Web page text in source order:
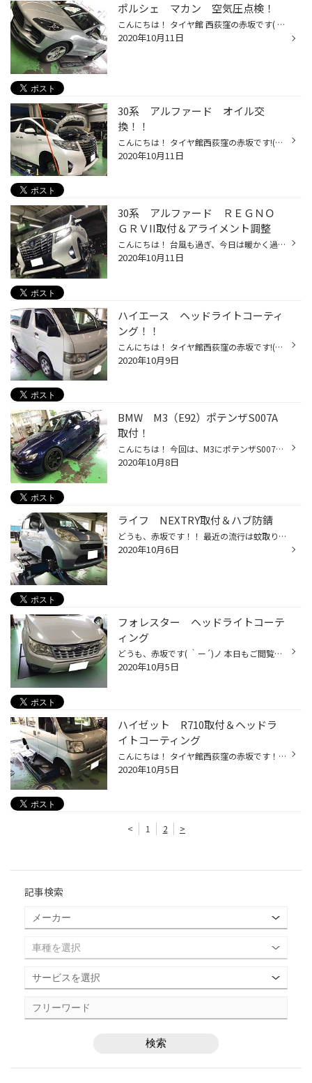
ポルシェ マカン 空気圧点検！
こんにちは！ タイヤ館 西荻窪の赤坂です( ｀ー´)ノ 本日は ポルシェ マカンの空気圧点検をさせていただきました(*'ω'*) 空気圧は 車が安全・安心にご走行するのに欠かせない物になります！！ しっかり点検させて頂きました！！ タイヤ館では 空気圧点検を無料でやってます( ｀ー´)ノ 最近、ガソリ...
2020年10月11日
30系 アルファード オイル交
換！！
こんにちは！ タイヤ館西荻窪の赤坂です!(^^)! タイヤ交換させていただいたアルファードのオイル交換も させていただいたので ご紹介します！！ リフトでしっかり上げ、下抜きで交換中です！ 車両や作業内容によっては上抜きをさせていただくこともありますが 今回はオイルエレメントの交換もあるの...
2020年10月11日
30系 アルファード ＲＥＧＮＯ
ＧＲＶII取付＆アライメント調整
こんにちは！ 台風も過ぎ、今日は暖かく過ごしやすいですね!(^^)! 今日は、 30系 アルファードのタイヤ交換作業を行いました！！ こちらはタイヤ交換後のアライメント調整中です( ｀ー´)ノ 30系からリアが ダブルウィッシュボーンになり、リアトーも調整可能となってます！！ それだけでなく、乗り...
2020年10月11日
ハイエース ヘッドライトコーティ
ング！！
こんにちは！ タイヤ館西荻窪の赤坂です!(^^)! 本日はオススメ作業のご紹介です！！ ヘッドライトが曇ってきたなーと お悩みの方はいらっしゃいませんか～？？ 最近の車はみんな、ヘッドライトがプラスチック製なので 年数が経過すると、だんだんと曇ってきます。。 そんなヘッドライトをピカピカ！...
2020年10月9日
BMW M3（E92）ポテンザS007A
取付！
こんにちは！ 今回は、M3にポテンザS007Aを取り付けました(^^)/ 某メーカーのタイヤを履いていたのですが、グリップ力やフィーリングがイマイチ好きじゃない… ということでスポーツ走行も街乗りもこなせるS007Aにチェンジです！ 外見はホイールをTE37に変更して、リップスポイラーを付けたシンプル...
2020年10月8日
ライフ NEXTRY取付＆ハブ防錆
どうも、赤坂です！！ 最近の流行は蚊取り線香をたくさんつけることです('◇')ゞ 店長、ごめんなさい( ﾟДﾟ) はい、今日は ホンダ ライフのタイヤ交換をご紹介致します。 以前に当店でご購入いただいたタイヤが 溝が少なくなり、ヒビも入ってきたので 交換ご希望でご来店頂きました！！ 以前に比べて...
2020年10月6日
フォレスター ヘッドライトコーテ
ィング
どうも、赤坂です( ｀ー´)ノ 本日もご閲覧ありがとうございます！！ 今日もヘッドライトを 磨きました！！ ちょっと曇ってますねー((+_+)) イケメンフェイスが台無しです。。 ゴシゴシ磨きます！磨きます！！ いかがでしょうか？ 右目を磨きましたが かなり、クリアになりましたよ( ｀ー´)ノ 光の具...
2020年10月5日
ハイゼット R710取付＆ヘッドラ
イトコーティング
こんにちは！ タイヤ館西荻窪の赤坂です！！ どんどん更新してます!(^^)! 今日は お仕事の味方、ハイゼットのタイヤ交換をご紹介します！！ はい！！ 仕事がはやいので、もう外れています！！ 交換前のタイヤはかなり溝も少なく ひび割れも多く、交換が必要な状態でした((+_+)) タイヤパタン：エコ...
2020年10月5日
< 1 2 >
記事検索